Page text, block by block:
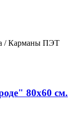
/ Карманы ПЭТ
80х60 см.